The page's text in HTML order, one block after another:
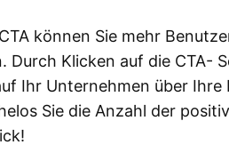
können Sie mehr
Durch Klicken auf die CTA-
Ihr Unternehmen über Ihre
Sie die Anzahl der